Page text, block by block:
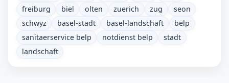
freiburg
biel olten zuerich zug
seon
schwyz
basel-stadt basel-landschaft
belp
sanitaerservice belp
notdienst belp
stadt
landschaft